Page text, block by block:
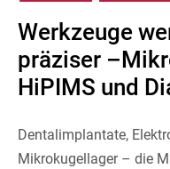
Werkzeuge
präziser
HiPIMS und
Dentalimplantate,
Mikrokugellager – die